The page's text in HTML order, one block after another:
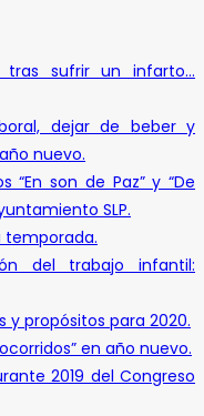
sufrir un infarto…
dejar de beber y
nuevo.
“En son de Paz” y “De
SLP.
temporada.
del trabajo infantil:
y propósitos para 2020.
en año nuevo.
2019 del Congreso